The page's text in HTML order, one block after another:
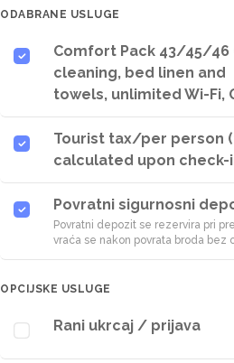
ODABRANE USLUGE
Comfort Pack 43/45/46
cleaning, bed linen and
towels, unlimited Wi-Fi,
Tourist tax/per person
calculated upon check-
Povratni sigurnosni
Povratni depozit se rezervira pri
vraća se nakon povrata broda bez
OPCIJSKE USLUGE
Rani ukrcaj / prijava